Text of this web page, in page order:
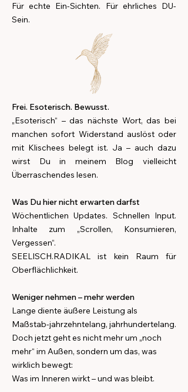
Für echte Ein-Sichten. Für ehrliches DU-
Sein. ​
Frei. Esoterisch. Bewusst.
„Esoterisch“ – das nächste Wort, das bei
manchen sofort Widerstand auslöst oder
mit Klischees belegt ist. Ja – auch dazu
wirst Du in meinem Blog vielleicht
Überraschendes lesen.
Was Du hier nicht erwarten darfst
Wöchentlichen Updates. Schnellen Input.
Inhalte zum „Scrollen, Konsumieren,
Vergessen“.
SEELISCH.RADIKAL ist kein Raum für
Oberflächlichkeit.
Weniger nehmen – mehr werden
Lange diente äußere Leistung als
Maßstab-jahrzehntelang, jahrhundertelang.
Doch jetzt geht es nicht mehr um „noch
mehr“ im Außen, sondern um das, was
wirklich bewegt:
Was im Inneren wirkt – und was bleibt.